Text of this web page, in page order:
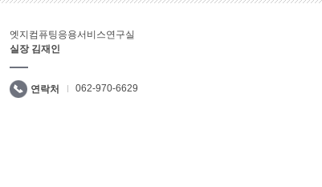
엣지컴퓨팅응용서비스연구실
실장 김재인
연락처 062-970-6629